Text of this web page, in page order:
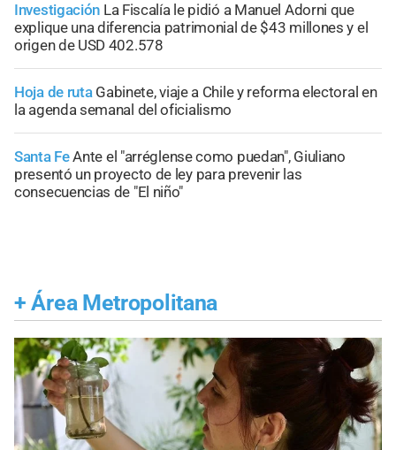
Investigación La Fiscalía le pidió a Manuel Adorni que
explique una diferencia patrimonial de $43 millones y el
origen de USD 402.578
Hoja de ruta Gabinete, viaje a Chile y reforma electoral en
la agenda semanal del oficialismo
Santa FeAnte el "arréglense como puedan", Giuliano
presentó un proyecto de ley para prevenir las
consecuencias de "El niño"
+ Área Metropolitana